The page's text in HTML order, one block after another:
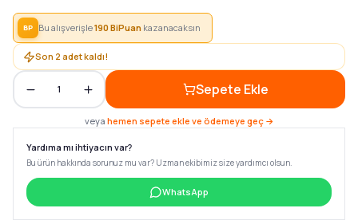
BP Bu alışverişle190BiPuan kazanacaksın
Son 2 adet kaldı!
1 Sepete Ekle
veya hemen sepete ekle ve ödemeye geç →
Yardıma mı ihtiyacın var?
Bu ürün hakkında sorunuz mu var? Uzman ekibimiz size yardımcı olsun.
WhatsApp